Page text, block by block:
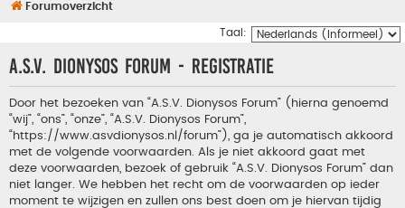
Forumoverzicht
Taal:
A.S.V. Dionysos Forum - Registratie
Door het bezoeken van “A.S.V. Dionysos Forum” (hierna genoemd
“wij”, “ons”, “onze”, “A.S.V. Dionysos Forum”,
“https://www.asvdionysos.nl/forum”), ga je automatisch akkoord
met de volgende voorwaarden. Als je niet akkoord gaat met
deze voorwaarden, bezoek of gebruik “A.S.V. Dionysos Forum” dan
niet langer. We hebben het recht om de voorwaarden op ieder
moment te wijzigen en zullen ons best doen om je hiervan tijdig